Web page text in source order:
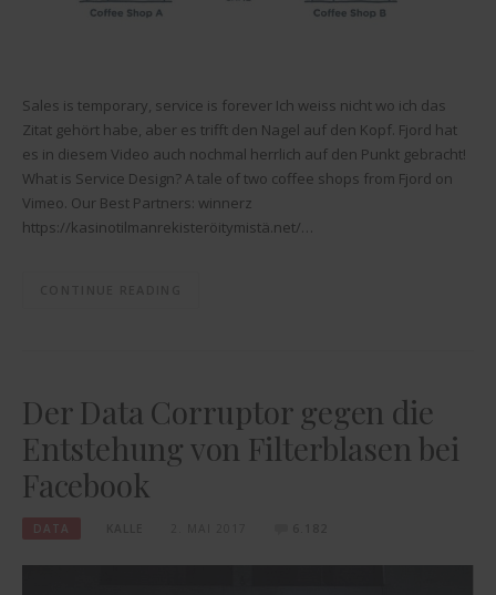
Sales is temporary, service is forever Ich weiss nicht wo ich das
Zitat gehört habe, aber es trifft den Nagel auf den Kopf. Fjord hat
es in diesem Video auch nochmal herrlich auf den Punkt gebracht!
What is Service Design? A tale of two coffee shops from Fjord on
Vimeo. Our Best Partners: winnerz
https://kasinotilmanrekisteröitymistä.net/…
Der Data Corruptor gegen die
Entstehung von Filterblasen bei
Facebook
DATA